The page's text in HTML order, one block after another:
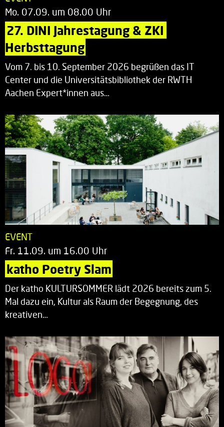
Mo. 07.09. um 08.00 Uhr
27. DINI Jahrestagung & ZKI
Herbsttagung
Vom 7. bis 10. September 2026 begrüßen das IT
Center und die Universitätsbibliothek der RWTH
Aachen Expert*innen aus…
EVENT
Fr. 11.09. um 16.00 Uhr
katho Poetry Slam
Der katho KULTURSOMMER lädt 2026 bereits zum 5.
Mal dazu ein, Kultur als Raum der Begegnung, des
kreativen…